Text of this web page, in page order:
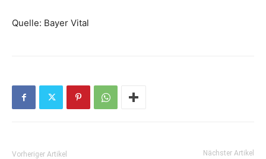
Quelle: Bayer Vital
Vorheriger Artikel Nächster Artikel